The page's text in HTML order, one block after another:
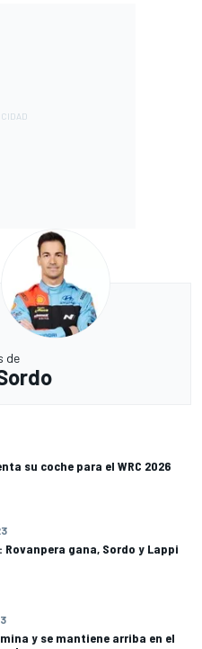
de
su coche para el WRC 2026
Rovanpera gana, Sordo y Lappi
y se mantiene arriba en el